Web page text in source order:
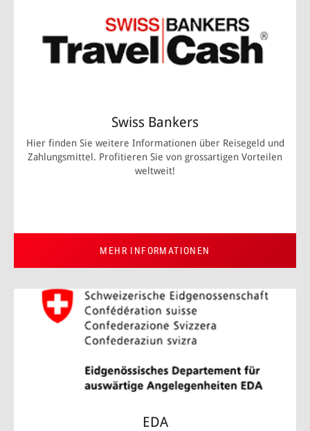
Swiss Bankers
Hier finden Sie weitere Informationen über Reisegeld und
Zahlungsmittel. Profitieren Sie von grossartigen Vorteilen
weltweit!
MEHR INFORMATIONEN
EDA